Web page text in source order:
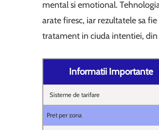
mental si emotional.
arate firesc, iar rezultatele sa
tratament in ciuda intentiei, din
Informatii Importante
Sisteme de tarifare
Pret per zona